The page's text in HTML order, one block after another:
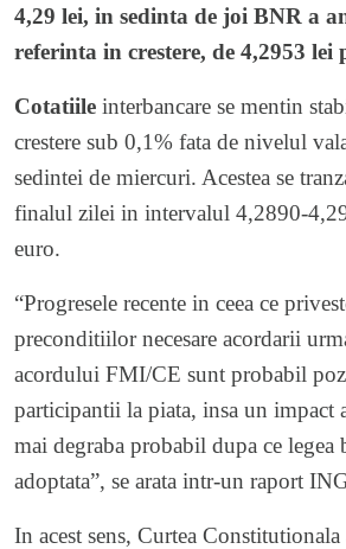
4,29 lei, in sedinta de joi BNR a
referinta in crestere, de 4,2953 lei
Cotatiile interbancare se mentin
crestere sub 0,1% fata de nivelul
sedintei de miercuri. Acestea se
finalul zilei in intervalul 4,2890-
euro.
“Progresele recente in ceea ce
preconditiilor necesare acordarii
acordului FMI/CE sunt probabil
participantii la piata, insa un impact
mai degraba probabil dupa ce
adoptata”, se arata intr-un raport
In acest sens, Curtea Constitutionala